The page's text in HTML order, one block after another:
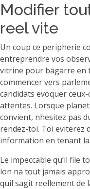
Modifier
reel vite
Un coup ce peripherie
entreprendre vos
vitrine pour bagarre en
commencer vers
candidats evoquer
attentes. Lorsque
convient, nhesitez pas
rendez-toi. Toi eviterez
information en tenant
Le impeccable qu’il file
lon na tout jamais
quil sagit reellement de